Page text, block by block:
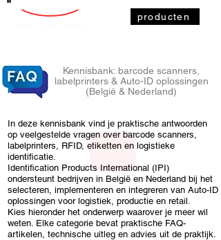
producten
Kennisbank: barcode scanners,
labelprinters & Auto-ID oplossingen
(België & Nederland)
In deze kennisbank vind je praktische antwoorden
op veelgestelde vragen over barcode scanners,
labelprinters, RFID, etiketten en logistieke
identificatie.
Identification Products International (IPI)
ondersteunt bedrijven in België en Nederland bij het
selecteren, implementeren en integreren van Auto-ID
oplossingen voor logistiek, productie en retail.
Kies hieronder het onderwerp waarover je meer wil
weten. Elke categorie bevat praktische FAQ-
artikelen, technische uitleg en advies uit de praktijk.